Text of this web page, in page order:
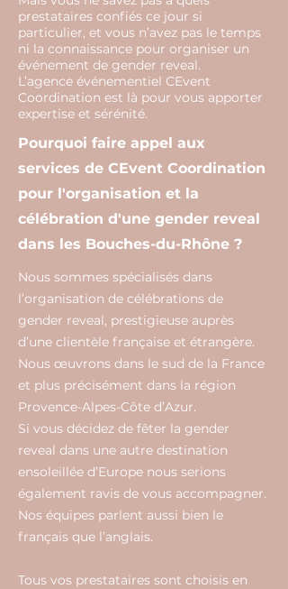
prestataires confiés ce jour si
particulier, et vous n’avez pas le temps
ni la connaissance pour organiser un
événement de gender reveal.
L’agence événementiel CEvent
Coordination est là pour vous apporter
expertise et sérénité.
Pourquoi faire appel aux
services de CEvent Coordination
pour l'organisation et la
célébration d'une gender reveal
dans les Bouches-du-Rhône ?
Nous sommes spécialisés dans
l’organisation de célébrations de
gender reveal, prestigieuse auprès
d’une clientèle française et étrangère.
Nous œuvrons dans le sud de la France
et plus précisément dans la région
Provence-Alpes-Côte d’Azur.
Si vous décidez de fêter la gender
reveal dans une autre destination
ensoleillée d’Europe nous serions
également ravis de vous accompagner.
Nos équipes parlent aussi bien le
français que l’anglais.
Tous vos prestataires sont choisis en